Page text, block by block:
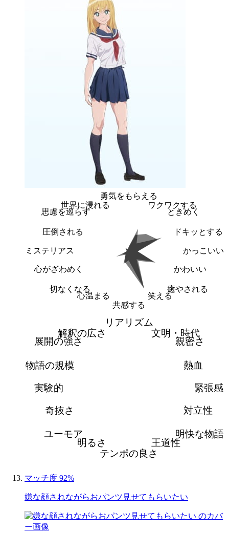
勇気をもらえる
ワクワクする
ときめく
ドキッとする
かっこいい
かわいい
癒やされる
笑える
共感する
心温まる
切なくなる
心がざわめく
ミステリアス
圧倒される
思慮を巡らす
世界に浸れる
リアリズム
文明・時代
親密さ
熱血
緊張感
対立性
明快な物語
王道性
テンポの良さ
明るさ
ユーモア
奇抜さ
実験的
物語の規模
展開の強さ
解釈の広さ
マッチ度 92%
嫌な顔されながらおパンツ見せてもらいたい